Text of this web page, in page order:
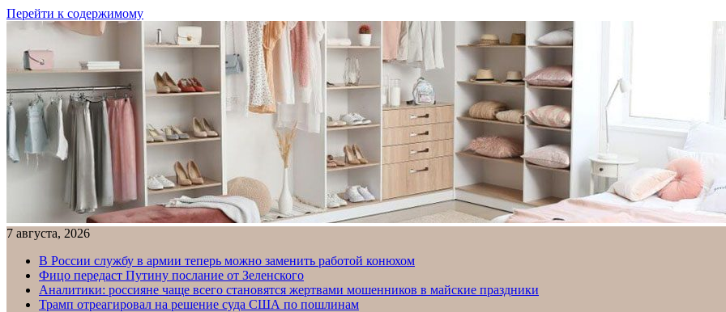
Перейти к содержимому
7 августа, 2026
В России службу в армии теперь можно заменить работой конюхом
Фицо передаст Путину послание от Зеленского
Аналитики: россияне чаще всего становятся жертвами мошенников в майские праздники
Трамп отреагировал на решение суда США по пошлинам